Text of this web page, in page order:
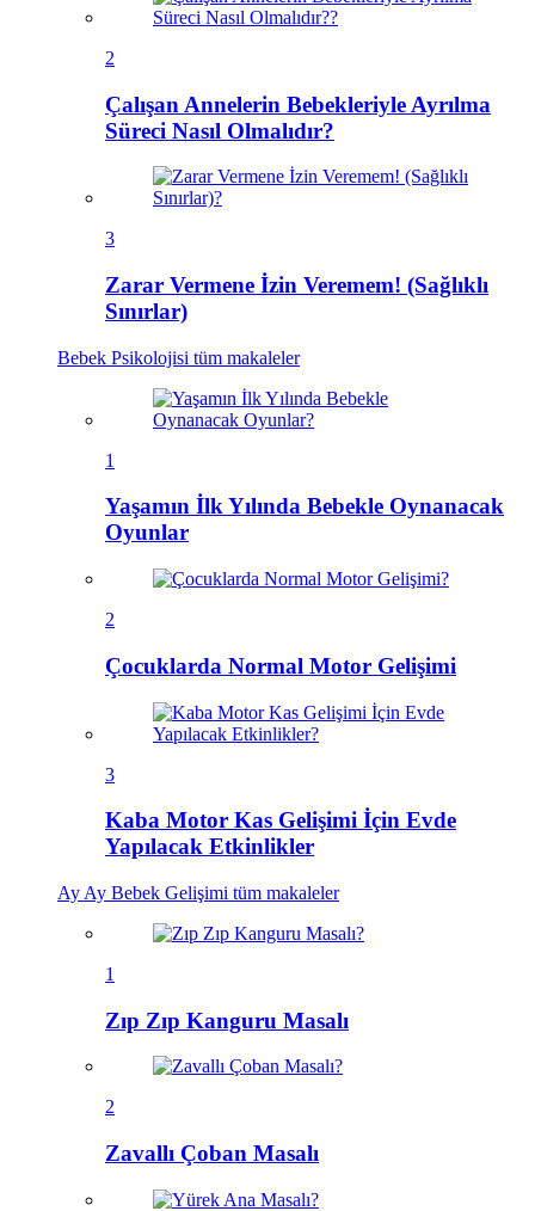
2
Çalışan Annelerin Bebekleriyle Ayrılma
Süreci Nasıl Olmalıdır?
3
Zarar Vermene İzin Veremem! (Sağlıklı
Sınırlar)
Bebek Psikolojisi tüm makaleler
1
Yaşamın İlk Yılında Bebekle Oynanacak
Oyunlar
2
Çocuklarda Normal Motor Gelişimi
3
Kaba Motor Kas Gelişimi İçin Evde
Yapılacak Etkinlikler
Ay Ay Bebek Gelişimi tüm makaleler
1
Zıp Zıp Kanguru Masalı
2
Zavallı Çoban Masalı